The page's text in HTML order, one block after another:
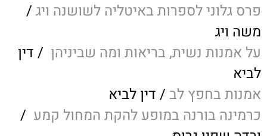
פרס גלוני לספרות באיטליה לשושנה ויג /
משה ויג
על אמנות נשית, בריאות ומה שביניהן / דין
לביא
אמנות בחפץ לב / דין לביא
כרמינה בורנה במופע להקת המחול קמע /